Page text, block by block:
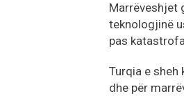
Marrëveshjet
teknologjinë
pas
Turqia e
dhe për